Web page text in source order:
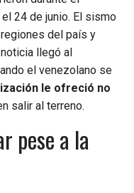
24 de junio. El sismo
del país y
llegó al
el venezolano se
le ofreció no
salir al terreno.
pese a la